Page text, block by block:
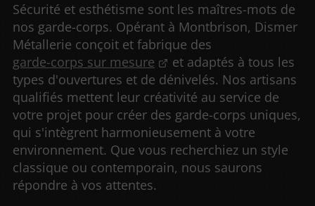
Sécurité et esthétisme sont les maîtres-mots de
nos garde-corps. Opérant à Montbrison, Dismer
Métallerie conçoit et fabrique des
garde-corps sur mesure
et adaptés à tous les
types d'ouvertures et de dénivelés. Nos artisans
qualifiés mettent leur créativité au service de
votre projet pour créer des garde-corps uniques,
qui s'intègrent harmonieusement à votre
environnement. Que vous recherchiez un style
classique ou contemporain, nous saurons
répondre à vos attentes.